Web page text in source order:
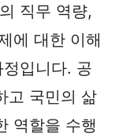
직무 역량,
에 대한 이해
입니다. 공
고 국민의 삶
역할을 수행